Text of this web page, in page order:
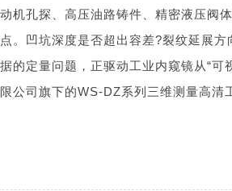
机孔探、高压油路铸件、精密液压阀
。凹坑深度是否超出容差?裂纹延展
的定量问题，正驱动工业内窥镜从“可
公司旗下的WS-DZ系列三维测量高清